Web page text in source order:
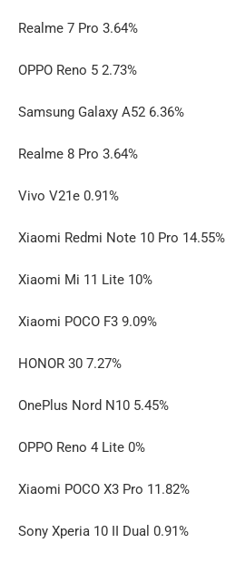
Realme 7 Pro 3.64%
OPPO Reno 5 2.73%
Samsung Galaxy A52 6.36%
Realme 8 Pro 3.64%
Vivo V21e 0.91%
Xiaomi Redmi Note 10 Pro 14.55%
Xiaomi Mi 11 Lite 10%
Xiaomi POCO F3 9.09%
HONOR 30 7.27%
OnePlus Nord N10 5.45%
OPPO Reno 4 Lite 0%
Xiaomi POCO X3 Pro 11.82%
Sony Xperia 10 II Dual 0.91%